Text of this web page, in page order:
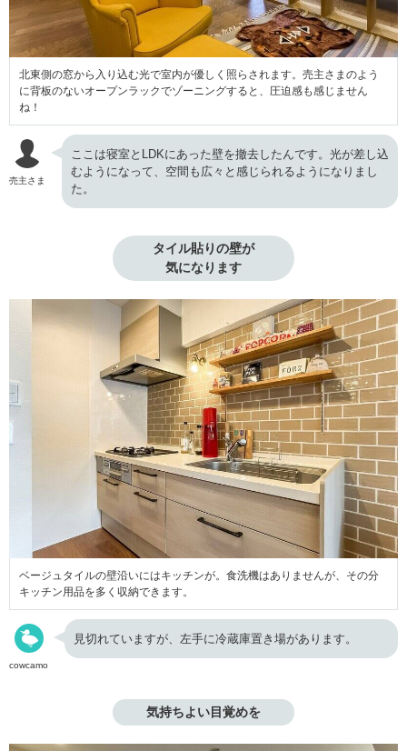
北東側の窓から入り込む光で室内が優しく照らされます。売主さまのよう
に背板のないオープンラックでゾーニングすると、圧迫感も感じません
ね！
売主さま
ここは寝室とLDKにあった壁を撤去したんです。光が差し込
むようになって、空間も広々と感じられるようになりまし
た。
タイル貼りの壁が
気になります
ベージュタイルの壁沿いにはキッチンが。食洗機はありませんが、その分
キッチン用品を多く収納できます。
cowcamo
見切れていますが、左手に冷蔵庫置き場があります。
気持ちよい目覚めを